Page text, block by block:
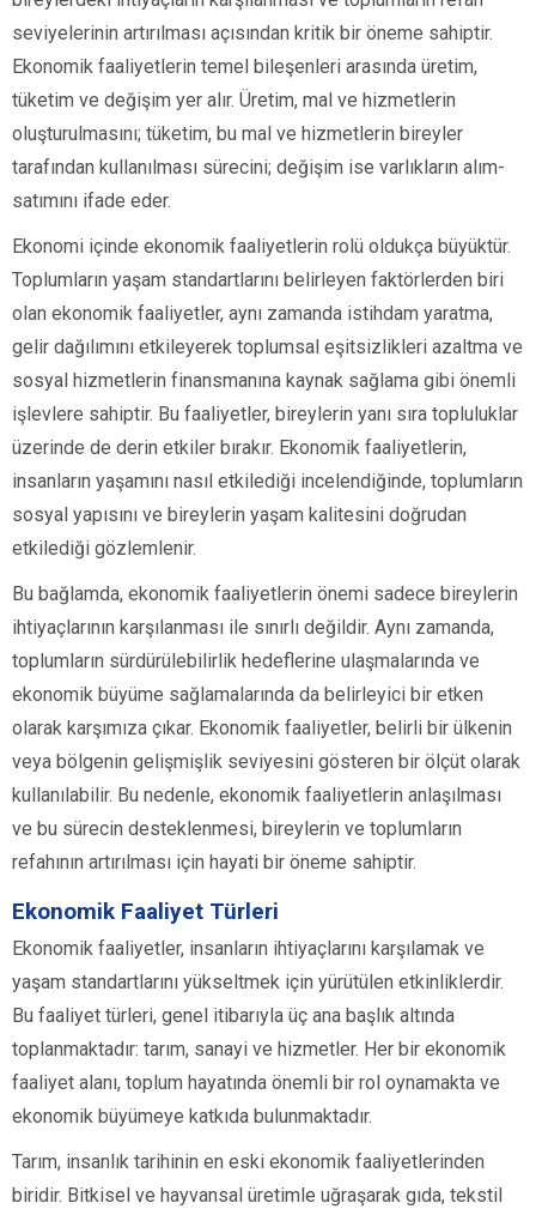
seviyelerinin artırılması açısından kritik bir öneme sahiptir.
Ekonomik faaliyetlerin temel bileşenleri arasında üretim,
tüketim ve değişim yer alır. Üretim, mal ve hizmetlerin
oluşturulmasını; tüketim, bu mal ve hizmetlerin bireyler
tarafından kullanılması sürecini; değişim ise varlıkların alım-
satımını ifade eder.
Ekonomi içinde ekonomik faaliyetlerin rolü oldukça büyüktür.
Toplumların yaşam standartlarını belirleyen faktörlerden biri
olan ekonomik faaliyetler, aynı zamanda istihdam yaratma,
gelir dağılımını etkileyerek toplumsal eşitsizlikleri azaltma ve
sosyal hizmetlerin finansmanına kaynak sağlama gibi önemli
işlevlere sahiptir. Bu faaliyetler, bireylerin yanı sıra topluluklar
üzerinde de derin etkiler bırakır. Ekonomik faaliyetlerin,
insanların yaşamını nasıl etkilediği incelendiğinde, toplumların
sosyal yapısını ve bireylerin yaşam kalitesini doğrudan
etkilediği gözlemlenir.
Bu bağlamda, ekonomik faaliyetlerin önemi sadece bireylerin
ihtiyaçlarının karşılanması ile sınırlı değildir. Aynı zamanda,
toplumların sürdürülebilirlik hedeflerine ulaşmalarında ve
ekonomik büyüme sağlamalarında da belirleyici bir etken
olarak karşımıza çıkar. Ekonomik faaliyetler, belirli bir ülkenin
veya bölgenin gelişmişlik seviyesini gösteren bir ölçüt olarak
kullanılabilir. Bu nedenle, ekonomik faaliyetlerin anlaşılması
ve bu sürecin desteklenmesi, bireylerin ve toplumların
refahının artırılması için hayati bir öneme sahiptir.
Ekonomik Faaliyet Türleri
Ekonomik faaliyetler, insanların ihtiyaçlarını karşılamak ve
yaşam standartlarını yükseltmek için yürütülen etkinliklerdir.
Bu faaliyet türleri, genel itibarıyla üç ana başlık altında
toplanmaktadır: tarım, sanayi ve hizmetler. Her bir ekonomik
faaliyet alanı, toplum hayatında önemli bir rol oynamakta ve
ekonomik büyümeye katkıda bulunmaktadır.
Tarım, insanlık tarihinin en eski ekonomik faaliyetlerinden
biridir. Bitkisel ve hayvansal üretimle uğraşarak gıda, tekstil